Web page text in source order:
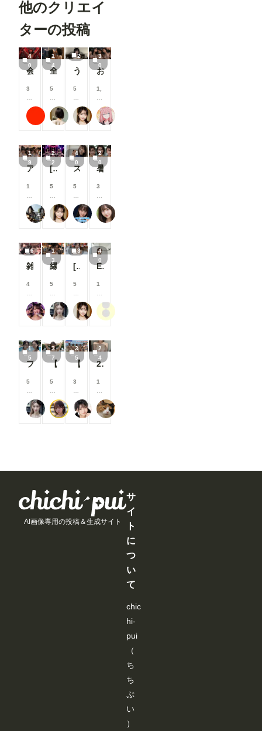
コ
イ
ン
/
以
上
支
す
と
見
る
と
が
で
き
コ
イ
/
以
上
支
す
と
見
る
と
が
で
き
コ
イ
ン
/
以
上
支
す
と
見
る
と
が
で
き
コ
イ
以
上
支
す
と
見
る
と
が
で
き
他のクリエイ
ターの投稿
4
0
会社の後輩女子がどうしても拘束してほしいっていうから
3
0
0
コ
イ
/
月
以
上
る
と
こ
と
が
き
ま
す
ラッテ
1
4
全裸の黒髪美女二人 ～夜景の高級プライベートダイニング～
5
0
0
コ
イ
/
月
以
上
る
と
こ
と
が
き
ま
す
星空モチ
2
5
0
0
コ
イ
/
月
以
上
る
と
こ
と
が
き
ま
す
可愛い女の子のAIグラビア写真集
3
0
お胸とか
1,
0
0
0
コ
ン
/
月
以
す
る
る
こ
と
で
き
ま
す
1
9
アイドル2
1
コ
イ
/
月
以
上
る
と
こ
と
が
き
ま
す
user_Osk
2
2
[22枚]裏ライブでは生で中出しOK&精液を糸を引いて垂れ流す激カワ激エロアイドル🍼💕
5
0
コ
イ
/
月
以
上
る
と
こ
と
が
き
ま
す
可愛い女の子のAIグラビア写真集
4
0
スク水痴女と電車ファック🚃
5
0
コ
イ
/
月
上
る
と
こ
と
が
き
ま
す
ARTIFICIAL-GIRLS
2
0
暑がりな女子大生
3
0
コ
イ
/
月
以
上
る
と
こ
と
が
き
ま
す
6
4
コ
イ
/
月
以
上
る
と
で
す
肉便器製造機
1
3
縁日２
5
0
コ
イ
月
以
上
る
と
で
す
弥太郎
3
[3枚]夏祭り会場で恥ずかしい格好をしちゃう清楚系美女
5
0
コ
イ
/
月
以
上
る
と
で
ま
す
可愛い女の子のAIグラビア写真集
4
0
Elegance Unveiled ②
1
コ
イ
/
月
以
上
る
と
で
す
1
5
プールで撮影４
5
コ
イ
す
る
見
弥太郎
3
7
【37枚】未処理腋見せプール足コキ
5
0
コ
イ
る
見
はや太郎
3
5
【35枚】露出教の海水浴（宗派：Grok）
3
0
コ
イ
す
る
見
M96（むくろ）
2
4
24枚 巨乳人妻 全生成分
1
0
コ
イ
る
見
AI画像専用の投稿＆生成サイト
サ
イ
ト
に
つ
い
て
chic
hi-
pui
（
ち
ち
ぷ
い
）